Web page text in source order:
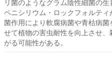
リ菌のようなグラム陰性細菌の
ペニシリウム・ロックフォルテ
菌作用により軟腐病菌や青枯病
せて植物の害虫耐性を向上させ
がる可能性がある。